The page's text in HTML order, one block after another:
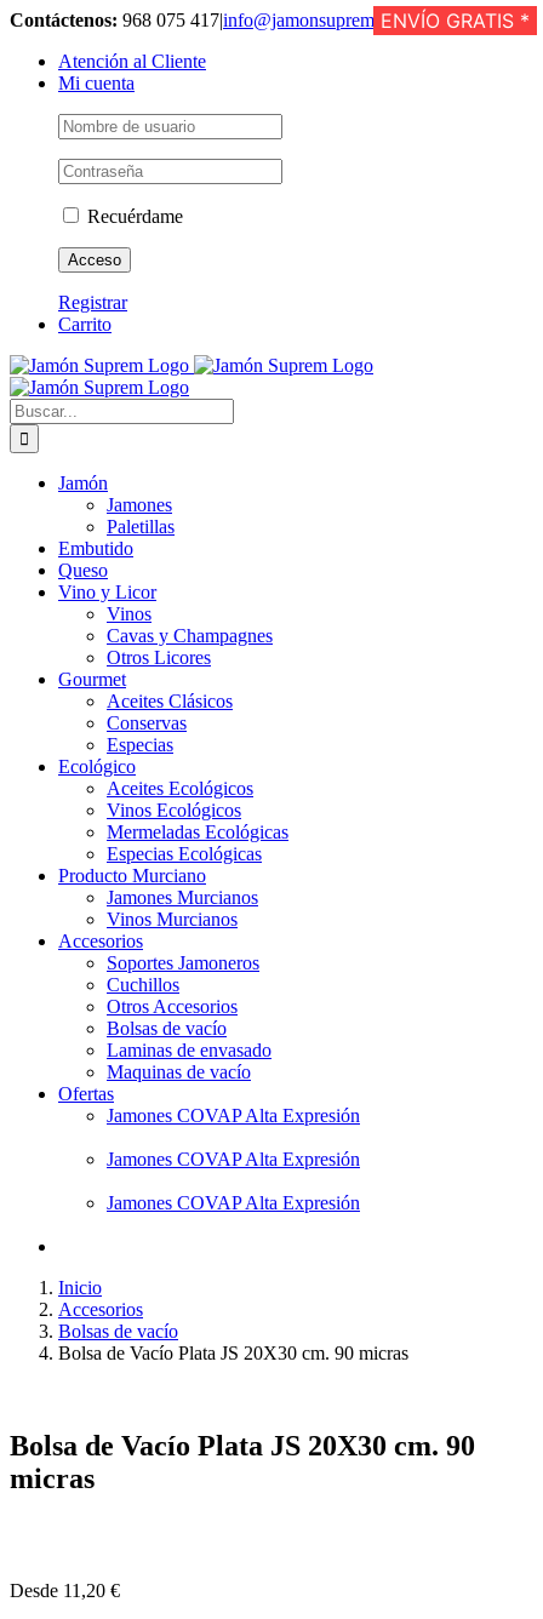
Saltar
contenido
Contáctenos: 968 075 417|info@jamonsuprem.com
Atención al Cliente
Mi cuenta
Recuérdame
Registrar
Carrito
Buscar:
Jamón
Jamones
Paletillas
Embutido
Queso
Vino y Licor
Vinos
Cavas y Champagnes
Otros Licores
Gourmet
Aceites Clásicos
Conservas
Especias
Ecológico
Aceites Ecológicos
Vinos Ecológicos
Mermeladas Ecológicas
Especias Ecológicas
Producto Murciano
Jamones Murcianos
Vinos Murcianos
Accesorios
Soportes Jamoneros
Cuchillos
Otros Accesorios
Bolsas de vacío
Laminas de envasado
Maquinas de vacío
Ofertas
Jamones COVAP Alta Expresión
Jamones COVAP Alta Expresión
Jamones COVAP Alta Expresión
Inicio
Accesorios
Bolsas de vacío
Bolsa de Vacío Plata JS 20X30 cm. 90 micras
Bolsa de Vacío Plata JS 20X30 cm. 90
micras
Desde 11,20 €
ENVÍO GRATIS *
ENVÍO GRATIS *
ENVÍO GRATIS *
ENVÍO GRATIS *